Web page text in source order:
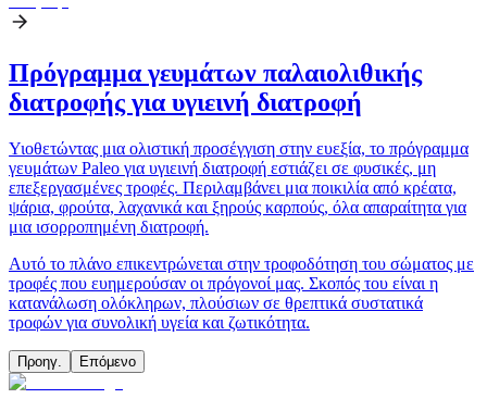
Πρόγραμμα γευμάτων παλαιολιθικής
διατροφής για υγιεινή διατροφή
Υιοθετώντας μια ολιστική προσέγγιση στην ευεξία, το πρόγραμμα
γευμάτων Paleo για υγιεινή διατροφή εστιάζει σε φυσικές, μη
επεξεργασμένες τροφές. Περιλαμβάνει μια ποικιλία από κρέατα,
ψάρια, φρούτα, λαχανικά και ξηρούς καρπούς, όλα απαραίτητα για
μια ισορροπημένη διατροφή.
Αυτό το πλάνο επικεντρώνεται στην τροφοδότηση του σώματος με
τροφές που ευημερούσαν οι πρόγονοί μας. Σκοπός του είναι η
κατανάλωση ολόκληρων, πλούσιων σε θρεπτικά συστατικά
τροφών για συνολική υγεία και ζωτικότητα.
Προηγ. Επόμενο